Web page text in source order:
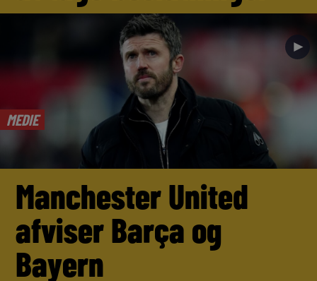
MEDIE
►
Manchester United
afviser Barça og
Bayern